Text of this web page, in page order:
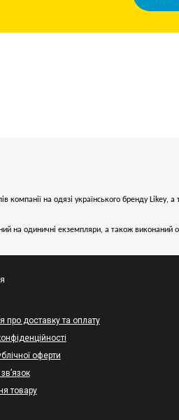
компанії на одязі українського бренду Likey, а
на одиничні екземпляри, а також виконаний
про доставку та оплату
оферти
товару